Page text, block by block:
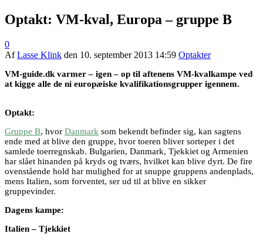
Optakt: VM-kval, Europa – gruppe B
0
AfLasse Klink den 10. september 2013 14:59 Optakter
VM-guide.dk varmer – igen – op til aftenens VM-kvalkampe ved
at kigge alle de ni europæiske kvalifikationsgrupper igennem.
Optakt:
Gruppe B, hvor Danmark som bekendt befinder sig, kan sagtens
ende med at blive den gruppe, hvor toeren bliver sorteper i det
samlede toerregnskab. Bulgarien, Danmark, Tjekkiet og Armenien
har slået hinanden på kryds og tværs, hvilket kan blive dyrt. De fire
ovenstående hold har mulighed for at snuppe gruppens andenplads,
mens Italien, som forventet, ser ud til at blive en sikker
gruppevinder.
Dagens kampe:
Italien – Tjekkiet